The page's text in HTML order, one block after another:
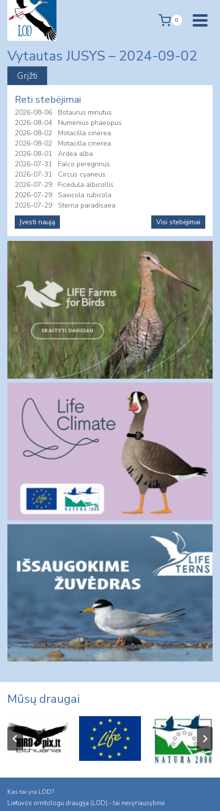
content
0
Vytautas JUSYS – 2024-09-02
Reti stebėjimai
2026-08-06
Botaurus minutus
2026-08-04
Numenius phaeopus
2026-08-02
Motacilla cinerea
2026-08-02
Motacilla cinerea
2026-08-01
Ardea alba
2026-07-31
Falco peregrinus
2026-07-31
Circus cyaneus
2026-07-29
Ficedula albicollis
2026-07-29
Saxicola rubicola
2026-07-29
Sterna paradisaea
Įvesti naują
Visi stebėjimai
Mūsų draugai
Kas tai yra LOD?
Lietuvos ornitologu draugija (LOD) - tai nevyriausybinė